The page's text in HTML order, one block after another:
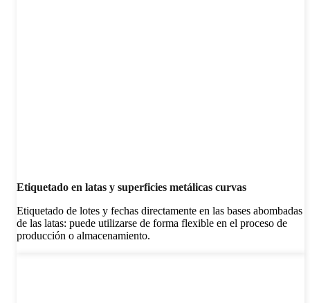
Etiquetado en latas y superficies metálicas curvas
Etiquetado de lotes y fechas directamente en las bases abombadas
de las latas: puede utilizarse de forma flexible en el proceso de
producción o almacenamiento.